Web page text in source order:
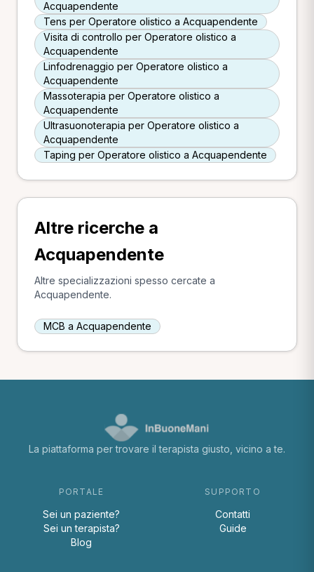
Acquapendente
Tens per Operatore olistico a Acquapendente
Visita di controllo per Operatore olistico a
Acquapendente
Linfodrenaggio per Operatore olistico a
Acquapendente
Massoterapia per Operatore olistico a
Acquapendente
Ultrasuonoterapia per Operatore olistico a
Acquapendente
Taping per Operatore olistico a Acquapendente
Altre ricerche a
Acquapendente
Altre specializzazioni spesso cercate a
Acquapendente.
MCB a Acquapendente
La piattaforma per trovare il terapista giusto, vicino a te.
PORTALE
Sei un paziente?
Sei un terapista?
Blog
SUPPORTO
Contatti
Guide